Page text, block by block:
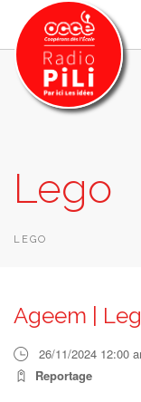
GRILLE DES
EMISSIONS /
RECHERCHER
Lego
LEGO
Ageem |
26/11/2024 12:00
Reportage